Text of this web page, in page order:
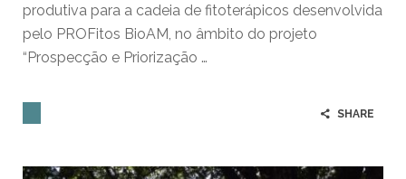
produtiva para a cadeia de fitoterápicos desenvolvida
pelo PROFitos BioAM, no âmbito do projeto
“Prospecção e Priorização …
SHARE